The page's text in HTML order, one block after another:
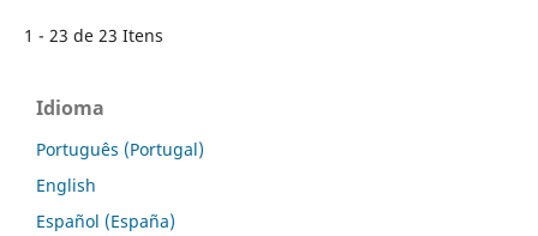
1 - 23 de 23 Itens
Idioma
Português (Portugal)
English
Español (España)